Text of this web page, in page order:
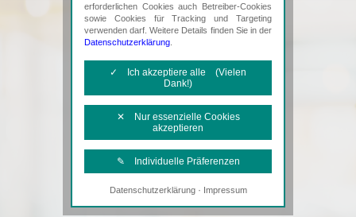
erforderlichen Cookies auch Betreiber-Cookies
sowie Cookies für Tracking und Targeting
verwenden darf. Weitere Details finden Sie in der
Datenschutzerklärung
✓ Ich akzeptiere alle (Vielen
Dank!)
✕ Nur essenzielle Cookies
akzeptieren
✎ Individuelle Präferenzen
Notwendige Cookies
Diese Cookies sind erforderlich, um die
Datenschutzerklärung· Impressum